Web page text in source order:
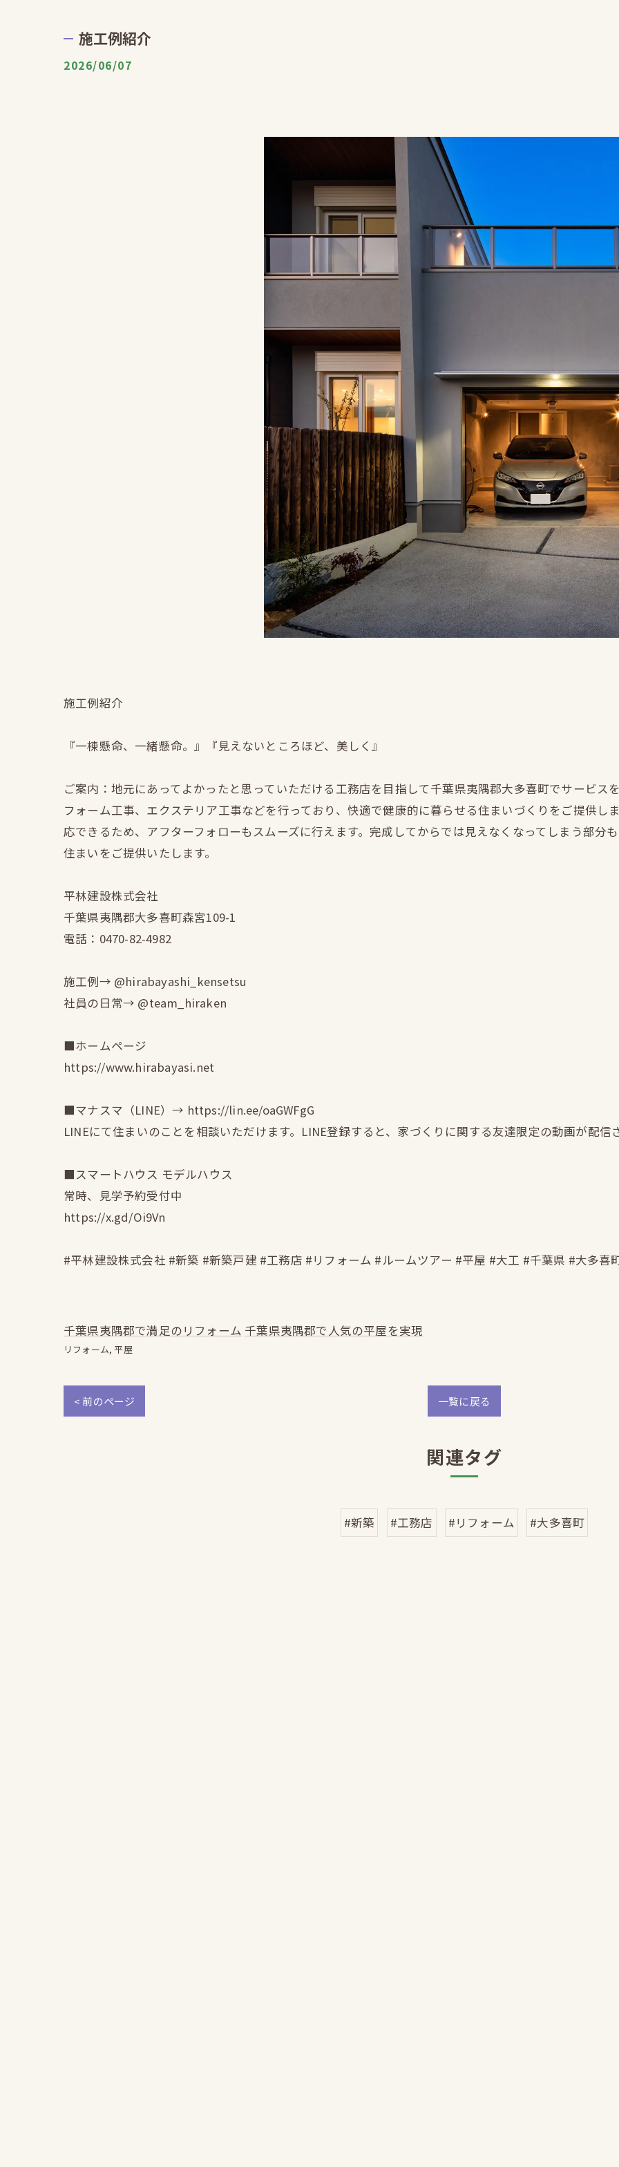
施工例紹介
2026/06/07
施工例紹介
『一棟懸命、一緒懸命。』『見えないところほど、美しく』
ご案内：地元にあってよかったと思っていただける工務店を目指して千葉県夷隅郡大多喜町でサービス
フォーム工事、エクステリア工事などを行っており、快適で健康的に暮らせる住まいづくりをご提供し
応できるため、アフターフォローもスムーズに行えます。完成してからでは見えなくなってしまう部分
住まいをご提供いたします。
平林建設株式会社
千葉県夷隅郡大多喜町森宮109-1
電話：0470-82-4982
施工例→ @hirabayashi_kensetsu
社員の日常→ @team_hiraken
■ホームページ
https://www.hirabayasi.net
■マナスマ（LINE）→ https://lin.ee/oaGWFgG
LINEにて住まいのことを相談いただけます。LINE登録すると、家づくりに関する友達限定の動画が配信
■スマートハウス モデルハウス
常時、見学予約受付中
https://x.gd/Oi9Vn
#平林建設株式会社 #新築 #新築戸建 #工務店 #リフォーム #ルームツアー #平屋 #大工 #千葉県 #大多喜
千葉県夷隅郡で満足のリフォーム 千葉県夷隅郡で人気の平屋を実現
リフォーム 平屋
< 前のページ 一覧に戻る
関連タグ
#新築 #工務店 #リフォーム #大多喜町